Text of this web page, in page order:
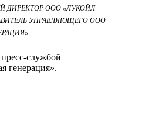
директор ООО «ЛУКОЙЛ-
управляющего ООО
службой
генерация».